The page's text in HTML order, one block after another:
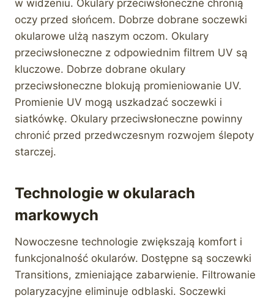
w widzeniu. Okulary przeciwsłoneczne chronią
oczy przed słońcem. Dobrze dobrane soczewki
okularowe ulżą naszym oczom. Okulary
przeciwsłoneczne z odpowiednim filtrem UV są
kluczowe. Dobrze dobrane okulary
przeciwsłoneczne blokują promieniowanie UV.
Promienie UV mogą uszkadzać soczewki i
siatkówkę. Okulary przeciwsłoneczne powinny
chronić przed przedwczesnym rozwojem ślepoty
starczej.
Technologie w okularach
markowych
Nowoczesne technologie zwiększają komfort i
funkcjonalność okularów. Dostępne są soczewki
Transitions, zmieniające zabarwienie. Filtrowanie
polaryzacyjne eliminuje odblaski. Soczewki